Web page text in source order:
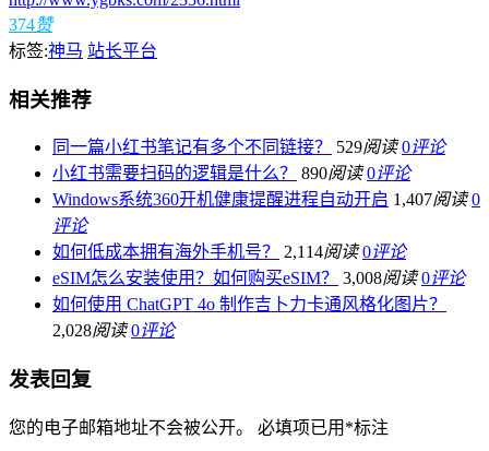
374赞
标签:神马 站长平台
相关推荐
同一篇小红书笔记有多个不同链接？ 529阅读 0评论
小红书需要扫码的逻辑是什么？
890阅读 0评论
Windows系统360开机健康提醒进程自动开启 1,407阅读 0
评论
如何低成本拥有海外手机号？
2,114阅读 0评论
eSIM怎么安装使用？如何购买eSIM？
3,008阅读 0评论
如何使用 ChatGPT 4o 制作吉卜力卡通风格化图片？
2,028阅读 0评论
发表回复
您的电子邮箱地址不会被公开。 必填项已用 *标注